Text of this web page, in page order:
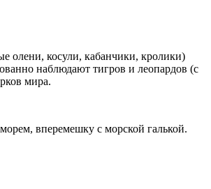
олени, косули, кабанчики, кролики)
наблюдают тигров и леопардов (с
мира.
вперемешку с морской галькой.